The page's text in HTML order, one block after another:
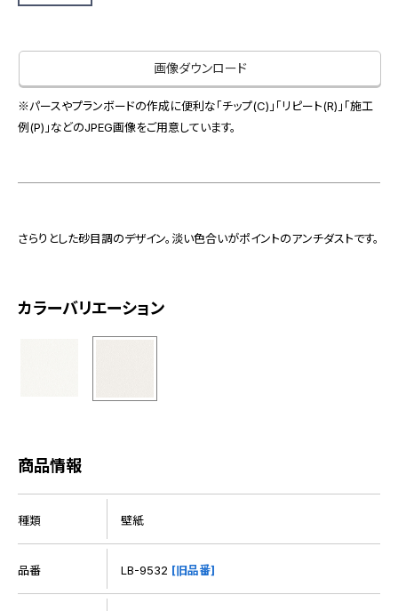
お役立ち資料
サンプル・カタログ請求／お問い合わせ（ビジネスのお客様）
インテリア事業
スペースソリューション事業
オフィスソリューション事業
会社情報
画像ダウンロード
※パースやプランボードの作成に便利な「チップ(C)」「リピート(R)」「施工
例(P)」などのJPEG画像をご用意しています。
さらりとした砂目調のデザイン。淡い色合いがポイントのアンチダストです。
カラーバリエーション
商品情報
種類 壁紙
品番 LB-9532 [旧品番]